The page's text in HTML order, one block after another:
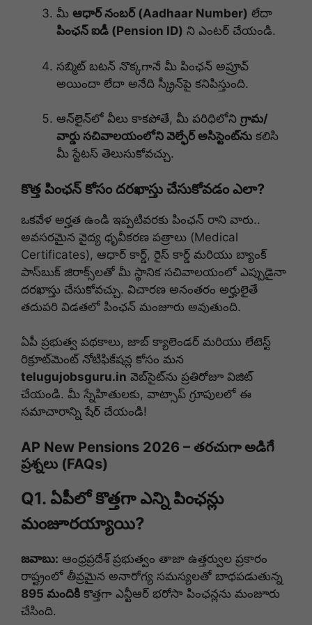
మీ ఆధార్ నంబర్ (Aadhaar Number) లేదా
పింఛన్ ఐడీ (Pension ID) ని ఎంటర్ చేయండి.
సబ్మిట్ బటన్ నొక్కగానే మీ పింఛన్ అప్రూవ్
అయిందా లేదా అనేది స్క్రీన్‌పై కనిపిస్తుంది.
ఆన్‌లైన్‌లో వీలు కాకపోతే, మీ పరిధిలోని గ్రామ/
వార్డు సచివాలయంలోని వెల్ఫేర్ అసిస్టెంట్‌ను కలిసి
మీ స్టేటస్ తెలుసుకోవచ్చు.
కొత్త పింఛన్ కోసం దరఖాస్తు చేసుకోవడం ఎలా?
ఒకవేళ అర్హత ఉండి ఇప్పటివరకు పింఛన్ రాని వారు..
అవసరమైన వైద్య ధృవీకరణ పత్రాలు (Medical
Certificates), ఆధార్ కార్డ్, రైస్ కార్డ్ మరియు బ్యాంక్
పాస్‌బుక్ జిరాక్స్‌లతో మీ స్థానిక సచివాలయంలో ఎప్పుడైనా
దరఖాస్తు చేసుకోవచ్చు. విచారణ అనంతరం అర్హులైతే
తదుపరి విడతలో పింఛన్ మంజూరు అవుతుంది.
ఏపీ ప్రభుత్వ పథకాలు, జాబ్ క్యాలెండర్ మరియు లేటెస్ట్
రిక్రూట్‌మెంట్ నోటిఫికేషన్ల కోసం మన
telugujobsguru.in వెబ్‌సైట్‌ను ప్రతిరోజూ విజిట్
చేయండి. మీ స్నేహితులకు, వాట్సాప్ గ్రూపులలో ఈ
సమాచారాన్ని షేర్ చేయండి!
AP New Pensions 2026 – తరచుగా అడిగే
ప్రశ్నలు (FAQs)
Q1. ఏపీలో కొత్తగా ఎన్ని పింఛన్లు
మంజూరయ్యాయి?
జవాబు: ఆంధ్రప్రదేశ్ ప్రభుత్వం తాజా ఉత్తర్వుల ప్రకారం
రాష్ట్రంలో తీవ్రమైన అనారోగ్య సమస్యలతో బాధపడుతున్న
895 మందికి కొత్తగా ఎన్టీఆర్ భరోసా పింఛన్లను మంజూరు
చేసింది.